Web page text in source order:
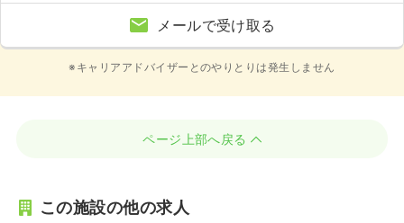
メールで受け取る
※キャリアアドバイザーとのやりとりは発生しません
ページ上部へ戻る
この施設の他の求人